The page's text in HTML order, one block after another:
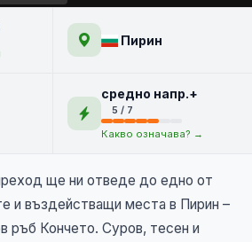
Пирин
средно напр.+
5 / 7
Какво означава? →
ще ни отведе до едно от
и въздействащи места в Пирин –
ръб Кончето. Суров, тесен и